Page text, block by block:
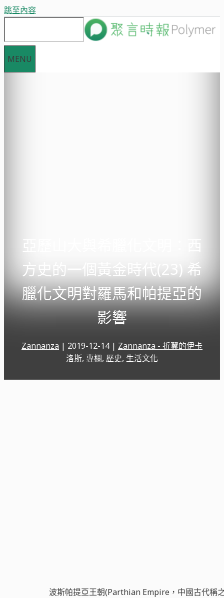
跳至內容
MENU
方史的一個黃金時代(23) 希
臘化文明對羅馬和帕提亞的
影響
Zannanza | 2019-12-14 | Zannanza - 折翼的伊卡
洛斯, 專欄, 歷史, 生活文化
波斯帕提亞王朝(Parthian Empire，中國古代稱